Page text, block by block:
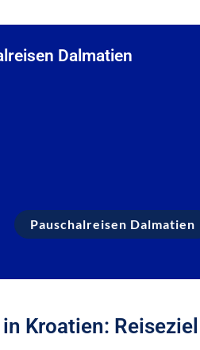
Dalmatien
Pauschalreisen Dalmatien
Kroatien: